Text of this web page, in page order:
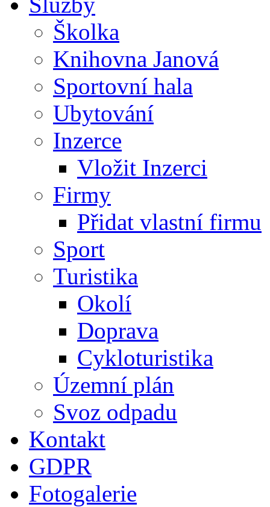
Školka
Knihovna Janová
Sportovní hala
Ubytování
Inzerce
Vložit Inzerci
Firmy
Přidat vlastní firmu
Sport
Turistika
Okolí
Doprava
Cykloturistika
Územní plán
Svoz odpadu
Kontakt
GDPR
Fotogalerie